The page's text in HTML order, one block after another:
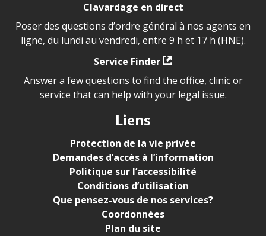
Clavardage en direct
Poser des questions d’ordre général à nos agents en
ligne, du lundi au vendredi, entre 9 h et 17 h (HNE).
Service Finder
Answer a few questions to find the office, clinic or
service that can help with your legal issue.
Liens
Protection de la vie privée
Demandes d’accès à l’information
Politique sur l’accessibilité
Conditions d’utilisation
Que pensez-vous de nos services?
Coordonnées
Plan du site